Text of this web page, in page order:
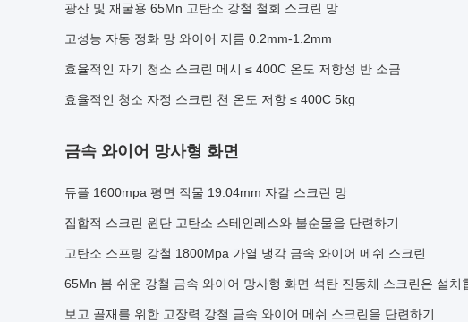
광산 및 채굴용 65Mn 고탄소 강철 철회 스크린 망
고성능 자동 정화 망 와이어 지름 0.2mm-1.2mm
효율적인 자기 청소 스크린 메시 ≤ 400C 온도 저항성 반 소금
효율적인 청소 자정 스크린 천 온도 저항 ≤ 400C 5kg
금속 와이어 망사형 화면
듀플 1600mpa 평면 직물 19.04mm 자갈 스크린 망
집합적 스크린 원단 고탄소 스테인레스와 불순물을 단련하기
고탄소 스프링 강철 1800Mpa 가열 냉각 금속 와이어 메쉬 스크린
65Mn 봄 쉬운 강철 금속 와이어 망사형 화면 석탄 진동체 스크린은 설치
보고 골재를 위한 고장력 강철 금속 와이어 메쉬 스크린을 단련하기